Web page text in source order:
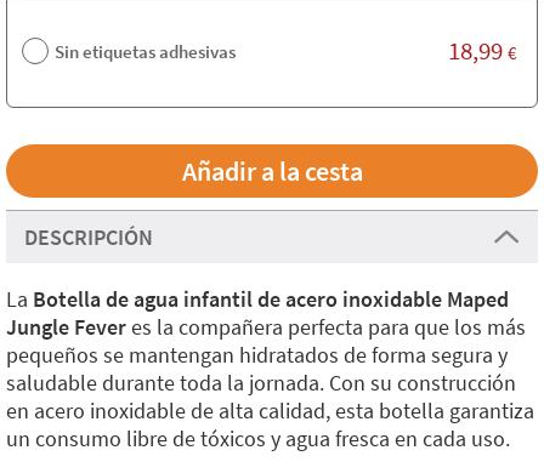
Sin etiquetas adhesivas 18,99 €
DESCRIPCIÓN
La Botella de agua infantil de acero inoxidable Maped
Jungle Feveres la compañera perfecta para que los más
pequeños se mantengan hidratados de forma segura y
saludable durante toda la jornada. Con su construcción
en acero inoxidable de alta calidad, esta botella garantiza
un consumo libre de tóxicos y agua fresca en cada uso.